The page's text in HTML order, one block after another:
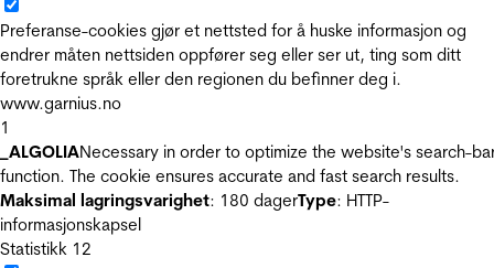
Preferanse-cookies gjør et nettsted for å huske informasjon og
endrer måten nettsiden oppfører seg eller ser ut, ting som ditt
foretrukne språk eller den regionen du befinner deg i.
www.garnius.no
1
_ALGOLIANecessary in order to optimize the website's search-
function. The cookie ensures accurate and fast search results.
Maksimal lagringsvarighet: 180 dagerType: HTTP-
informasjonskapsel
Statistikk 12